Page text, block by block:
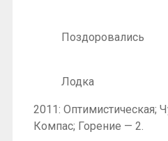
Поздоровались
Лодка
2011: Оптимистическая;
Компас; Горение — 2.